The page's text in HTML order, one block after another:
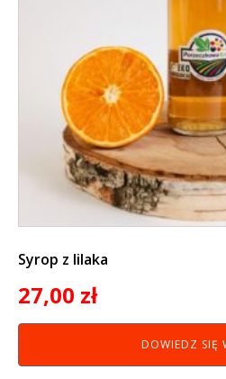
Syrop z lilaka
27,00 zł
DOWIEDZ SIĘ